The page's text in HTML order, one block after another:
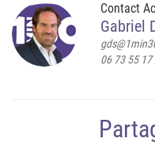
Contact
Gabriel
06 73 55 17